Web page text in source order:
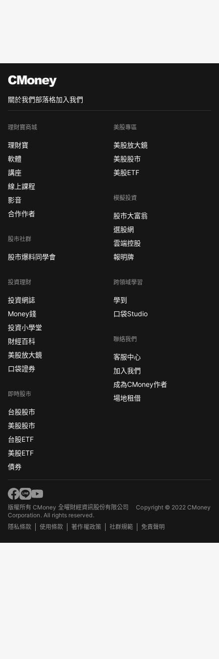
關於我們部落格加入我們
理財寶商城
理財寶
軟體
講座
線上課程
影音
合作作者
股市社群
股市爆料同學會
投資理財
投資網誌
Money錢
投資小學堂
財經百科
美股放大鏡
口袋證券
即時股市
台股股市
美股股市
台股ETF
美股ETF
債券
美股專區
美股放大鏡
美股股市
美股ETF
模擬投資
股市大富翁
選股網
雲端控股
報明牌
跨領域學習
學到
口袋Studio
聯絡我們
客服中心
加入我們
成為CMoney作者
場地租借
版權所有 CMoney 全曜財經資訊股份有限公司Copyright © 2022 CMoney
Corporation. All rights reserved.
隱私條款
使用條款 著作權政策 社群規範 免責聲明